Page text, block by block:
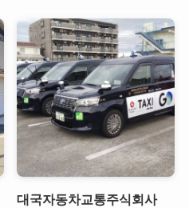
대국자동차교통주식회사